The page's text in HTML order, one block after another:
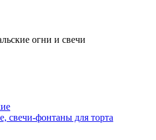
огни и свечи
свечи-фонтаны для торта